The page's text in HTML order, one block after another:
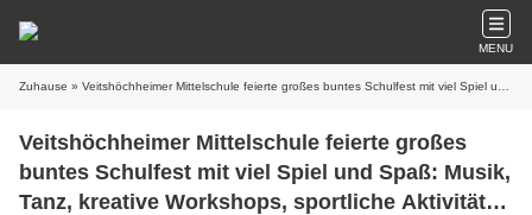
MENU
Zuhause » Veitshöchheimer Mittelschule feierte großes buntes Schulfest mit viel Spiel und Spaß: Musik, Tanz, kreative Workshops, sportliche Aktivitäten und tolle Kulinarik
Veitshöchheimer Mittelschule feierte großes
buntes Schulfest mit viel Spiel und Spaß: Musik,
Tanz, kreative Workshops, sportliche Aktivitäten